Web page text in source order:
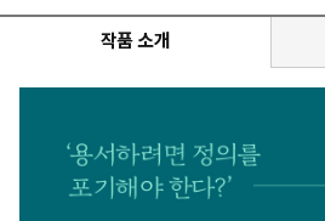
작품 소개